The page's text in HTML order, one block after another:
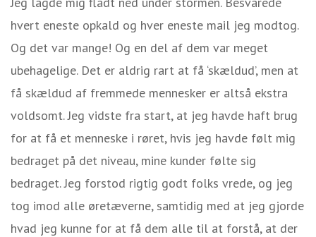
hvert eneste opkald og hver eneste mail jeg modtog.
Og det var mange! Og en del af dem var meget
ubehagelige. Det er aldrig rart at få ‘skældud’, men at
få skældud af fremmede mennesker er altså ekstra
voldsomt. Jeg vidste fra start, at jeg havde haft brug
for at få et menneske i røret, hvis jeg havde følt mig
bedraget på det niveau, mine kunder følte sig
bedraget. Jeg forstod rigtig godt folks vrede, og jeg
tog imod alle øretæverne, samtidig med at jeg gjorde
hvad jeg kunne for at få dem alle til at forstå, at der